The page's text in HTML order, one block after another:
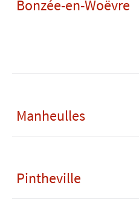
Bonzée-en-Woëvre
Manheulles
Pintheville